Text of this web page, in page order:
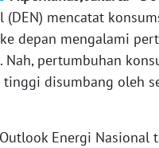
(DEN) mencatat
depan mengalami
Nah, pertumbuhan
disumbang oleh
Energi Nasional